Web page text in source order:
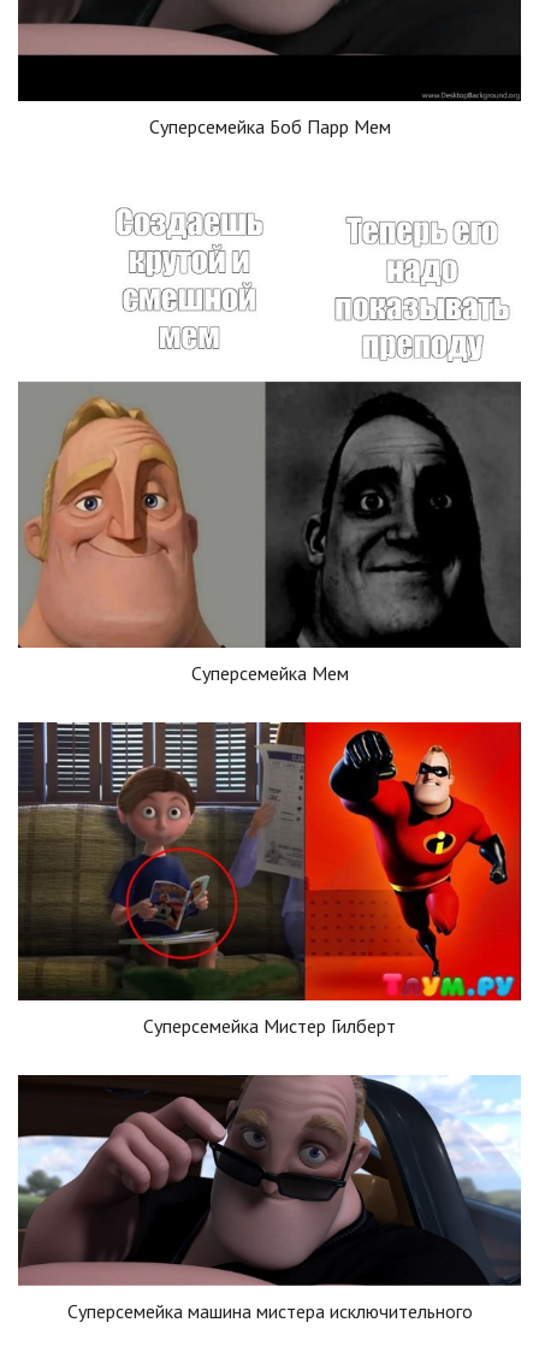
Суперсемейка Боб Парр Мем
Суперсемейка Мем
Суперсемейка Мистер Гилберт
Суперсемейка машина мистера исключительного